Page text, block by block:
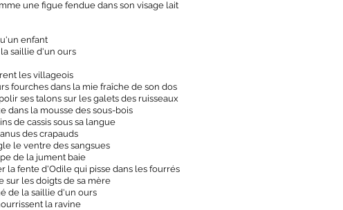
une figue fendue dans son visage lait
enfant
saillie d'un ours
les villageois
fourches dans la mie fraîche de son dos
ses talons sur les galets des ruisseaux
dans la mousse des sous-bois
de cassis sous sa langue
des crapauds
le ventre des sangsues
de la jument baie
la fente d'Odile qui pisse dans les fourrés
sur les doigts de sa mère
de la saillie d'un ours
la ravine